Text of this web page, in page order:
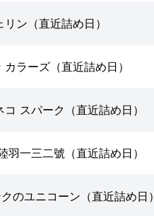
ン（直近詰め日）
ラーズ（直近詰め日）
スパーク（直近詰め日）
羽一三二號（直近詰め日）
のユニコーン（直近詰め日）